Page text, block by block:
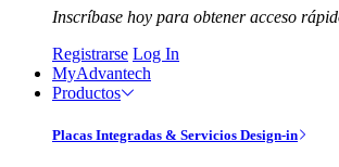
Inscríbase hoy para obtener acceso
Registrarse Log In
MyAdvantech
Productos
Placas Integradas & Servicios Design-in